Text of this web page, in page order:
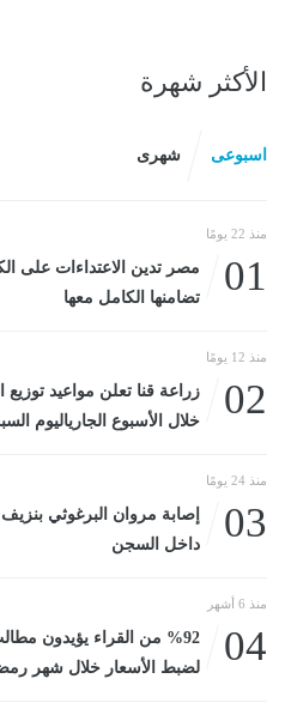
الأكثر شهرة
اسبوعى شهرى
منذ 22 يومًا
01
مصر تدين الاعتداءات على
تضامنها الكامل معها
منذ 12 يومًا
02
زراعة قنا تعلن مواعيد
خلال الأسبوع الجارياليوم السبت، 25 يوليو 2026
منذ 24 يومًا
03
إصابة مروان البرغوثي
داخل السجن
منذ 6 أشهر
04
%92 من القراء يؤيدون
لضبط الأسعار خلال شهر